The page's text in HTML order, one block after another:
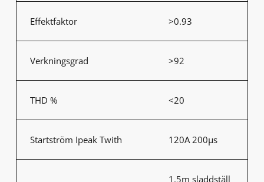
Effektfaktor >0.93
Verkningsgrad >92
THD % <20
Startström Ipeak Twith 120A 200μs
1.5m sladdställ